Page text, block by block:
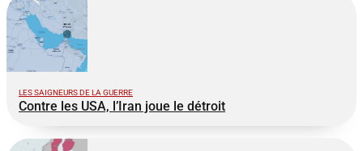
LES SAIGNEURS DE LA GUERRE
Contre les USA, l’Iran joue le détroit